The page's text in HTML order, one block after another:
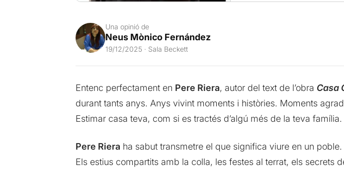
Una opinió de
Neus Mònico Fernández
19/12/2025 · Sala Beckett
Entenc perfectament en Pere Riera, autor del text de l’obra Casa
durant tants anys. Anys vivint moments i històries. Moments
Estimar casa teva, com si es tractés d’algú més de la teva família.
Pere Riera ha sabut transmetre el que significa viure en un
Els estius compartits amb la colla, les festes al terrat, els secrets